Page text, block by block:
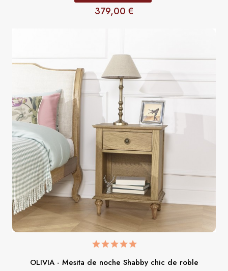
Precio
379,00 €
OLIVIA - Mesita de noche Shabby chic de roble